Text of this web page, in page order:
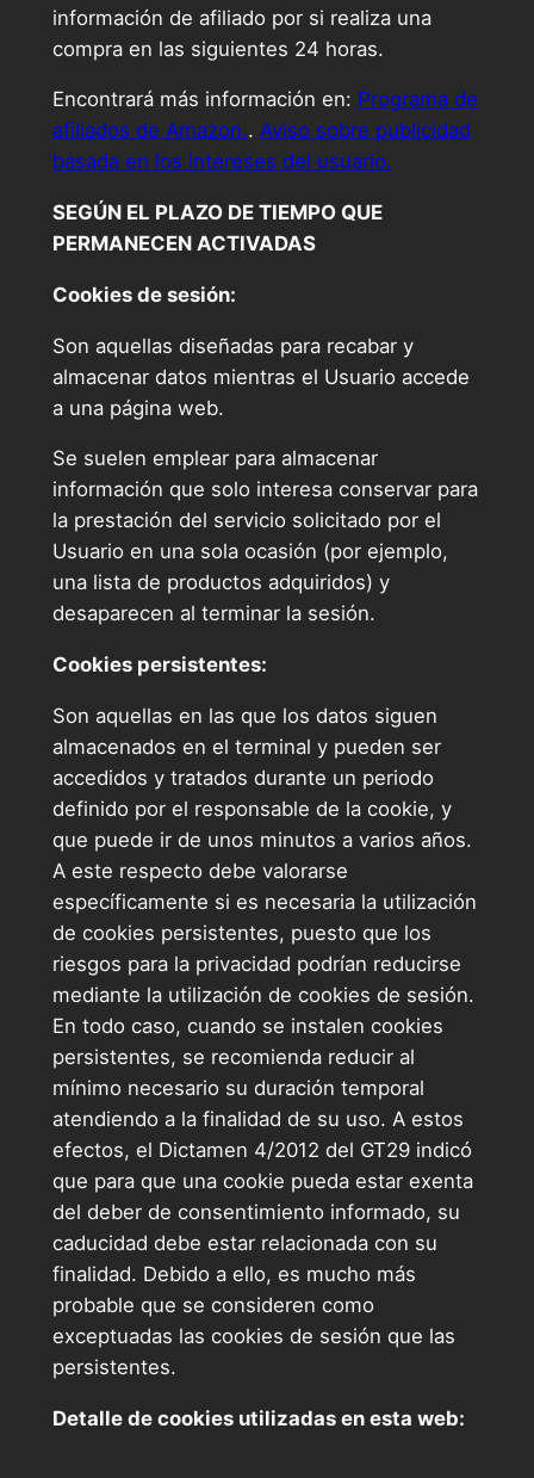
información de afiliado por si realiza una
compra en las siguientes 24 horas.
Encontrará más información en: Programa de
afiliados de Amazon.. Aviso sobre publicidad
basada en los intereses del usuario.
SEGÚN EL PLAZO DE TIEMPO QUE
PERMANECEN ACTIVADAS
Cookies de sesión:
Son aquellas diseñadas para recabar y
almacenar datos mientras el Usuario accede
a una página web.
Se suelen emplear para almacenar
información que solo interesa conservar para
la prestación del servicio solicitado por el
Usuario en una sola ocasión (por ejemplo,
una lista de productos adquiridos) y
desaparecen al terminar la sesión.
Cookies persistentes:
Son aquellas en las que los datos siguen
almacenados en el terminal y pueden ser
accedidos y tratados durante un periodo
definido por el responsable de la cookie, y
que puede ir de unos minutos a varios años.
A este respecto debe valorarse
específicamente si es necesaria la utilización
de cookies persistentes, puesto que los
riesgos para la privacidad podrían reducirse
mediante la utilización de cookies de sesión.
En todo caso, cuando se instalen cookies
persistentes, se recomienda reducir al
mínimo necesario su duración temporal
atendiendo a la finalidad de su uso. A estos
efectos, el Dictamen 4/2012 del GT29 indicó
que para que una cookie pueda estar exenta
del deber de consentimiento informado, su
caducidad debe estar relacionada con su
finalidad. Debido a ello, es mucho más
probable que se consideren como
exceptuadas las cookies de sesión que las
persistentes.
Detalle de cookies utilizadas en esta web: